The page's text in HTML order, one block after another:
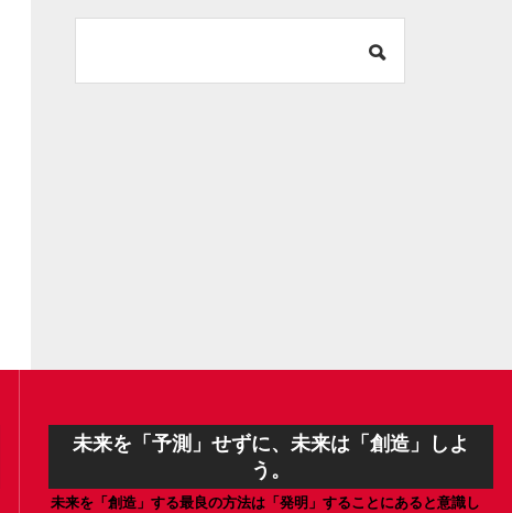
未来を「予測」せずに、未来は「創造」しよ
う。
未来を「創造」する最良の方法は「発明」することにあると意識し